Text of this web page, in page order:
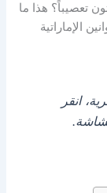
تعصيباً؟ هذا ما
الإماراتية
انقر